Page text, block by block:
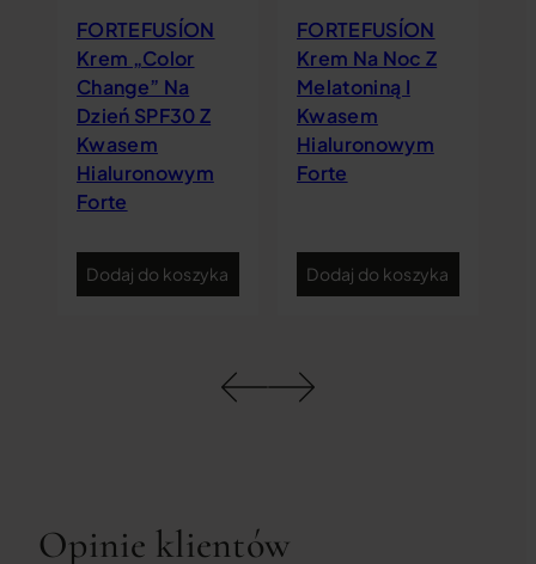
FORTEFUSÍON
Krem „Color
Change” Na
Dzień SPF30 Z
Kwasem
Hialuronowym
Forte
Dodaj do koszyka
FORTEFUSÍON
Krem Na Noc Z
Melatoniną I
Kwasem
Hialuronowym
Forte
Dodaj do koszyka
Opinie klientów